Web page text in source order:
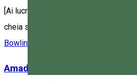
[Ai lucrat vre-o dată la roată asistat
cheia succesului la cărbune? Hai cu
Bowling
Amadé Bowling